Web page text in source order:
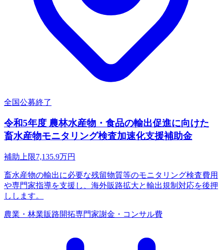
全国公募終了
令和5年度 農林水産物・食品の輸出促進に向けた
畜水産物モニタリング検査加速化支援補助金
補助上限7,135.9万円
畜水産物の輸出に必要な残留物質等のモニタリング検査費用
や専門家指導を支援し、海外販路拡大と輸出規制対応を後押
しします。
農業・林業販路開拓専門家謝金・コンサル費